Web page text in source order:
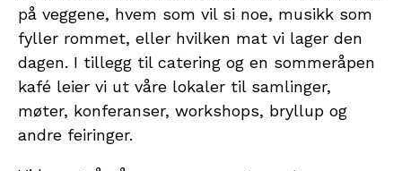
på veggene, hvem som vil si noe, musikk som
fyller rommet, eller hvilken mat vi lager den
dagen. I tillegg til catering og en sommeråpen
kafé leier vi ut våre lokaler til samlinger,
møter, konferanser, workshops, bryllup og
andre feiringer.